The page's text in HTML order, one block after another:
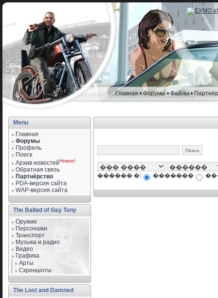
Главная • Форумы•Файлы•
Menu
Главная
Форумы
Профиль
Поиск
Архив новостейНовое!
Обратная связь
Партнёрство
PDA-версия сайта
WAP-версия сайта
The Ballad of Gay Tony
Оружие
Персонажи
Транспорт
Музыка и радио
Видео
Графика
Арты
Скриншоты
The Lost and Damned
������ �: �������